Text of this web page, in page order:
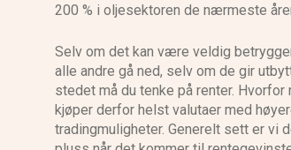
200 % i oljesektoren de nærmeste
Selv om det kan være veldig
alle andre gå ned, selv om de gir
stedet må du tenke på renter.
kjøper derfor helst valutaer med
tradingmuligheter. Generelt sett er vi